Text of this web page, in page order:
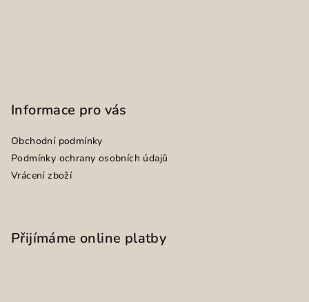
Informace pro vás
Obchodní podmínky
Podmínky ochrany osobních údajů
Vrácení zboží
Přijímáme online platby